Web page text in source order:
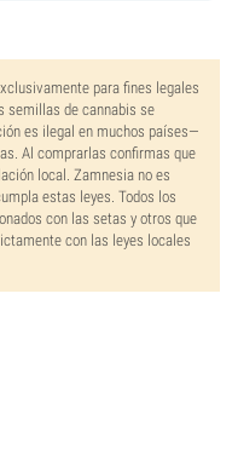
para fines legales
semillas de cannabis se
es ilegal en muchos países—
Al comprarlas confirmas que
local. Zamnesia no es
estas leyes. Todos los
con las setas y otros que
con las leyes locales